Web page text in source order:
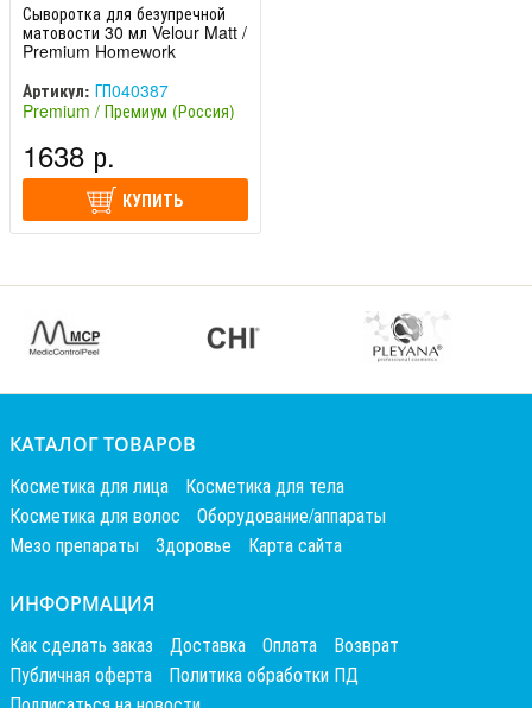
Сыворотка для безупречной
матовости 30 мл Velour Matt /
Premium Homework
Артикул: ГП040387
Premium / Премиум (Россия)
1638 р.
КУПИТЬ
КАТАЛОГ ТОВАРОВ
Косметика для лица
Косметика для тела
Косметика для волос
Оборудование/аппараты
Мезо препараты
Здоровье Карта сайта
ИНФОРМАЦИЯ
Как сделать заказ Доставка Оплата
Возврат
Публичная оферта
Политика обработки ПД